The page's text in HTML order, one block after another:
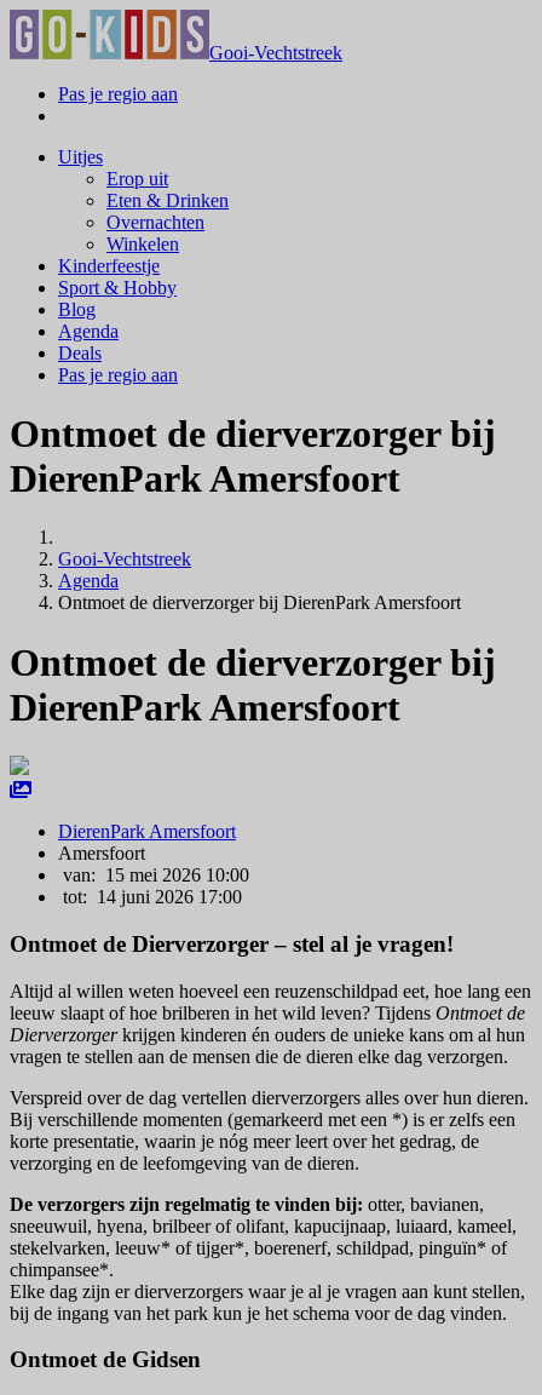
Gooi-Vechtstreek
Pas je regio aan
Uitjes
Erop uit
Eten & Drinken
Overnachten
Winkelen
Kinderfeestje
Sport & Hobby
Blog
Agenda
Deals
Pas je regio aan
Ontmoet de dierverzorger bij
DierenPark Amersfoort
Gooi-Vechtstreek
Agenda
Ontmoet de dierverzorger bij DierenPark Amersfoort
Ontmoet de dierverzorger bij
DierenPark Amersfoort
DierenPark Amersfoort
Amersfoort
van: 15 mei 2026 10:00
tot: 14 juni 2026 17:00
Ontmoet de Dierverzorger – stel al je vragen!
Altijd al willen weten hoeveel een reuzenschildpad eet, hoe lang een
leeuw slaapt of hoe brilberen in het wild leven? Tijdens Ontmoet de
Dierverzorgerkrijgen kinderen én ouders de unieke kans om al hun
vragen te stellen aan de mensen die de dieren elke dag verzorgen.
Verspreid over de dag vertellen dierverzorgers alles over hun dieren.
Bij verschillende momenten (gemarkeerd met een *) is er zelfs een
korte presentatie, waarin je nóg meer leert over het gedrag, de
verzorging en de leefomgeving van de dieren.
De verzorgers zijn regelmatig te vinden bij: otter, bavianen,
sneeuwuil, hyena, brilbeer of olifant, kapucijnaap, luiaard, kameel,
stekelvarken, leeuw* of tijger*, boerenerf, schildpad, pinguïn* of
chimpansee*.
Elke dag zijn er dierverzorgers waar je al je vragen aan kunt stellen,
bij de ingang van het park kun je het schema voor de dag vinden.
Ontmoet de Gidsen